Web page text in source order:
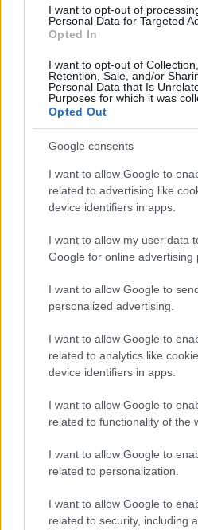
I want to opt-out of
Personal Data for Targeted
Opted In
I want to opt-out of
Retention, Sale, and/or
Personal Data that Is
Purposes for which it was
Opted Out
Google consents
I want to allow Google to
related to advertising like
device identifiers in apps.
I want to allow my user data
Google for online advertising
I want to allow Google to
personalized advertising.
I want to allow Google to
related to analytics like
device identifiers in apps.
I want to allow Google to
related to functionality of the
I want to allow Google to
related to personalization.
I want to allow Google to
related to security, including
Ανοικτές 1.779
Δημόσιο (χωρίς
Πυροσβεστική
κανονισμός για
σε διαμονή, σίτιση
εκπαίδευση
e-ΕΦΚΑ: Έως 846
σύνταξη – Ποιοι
χρήματα
ΔΥΠΑ: Ευκαιρία
8.000 ανέργους άνω
Ξεκίνησαν οι αιτήσεις